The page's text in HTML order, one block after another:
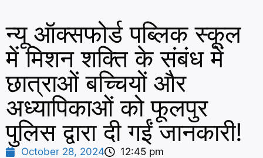
न्यू ऑक्सफोर्ड पब्लिक स्कूल
में मिशन शक्ति के संबंध में
छात्राओं बच्चियों और
अध्यापिकाओं को फूलपुर
पुलिस द्वारा दी गईं जानकारी!
October 28, 2024 12:45 pm